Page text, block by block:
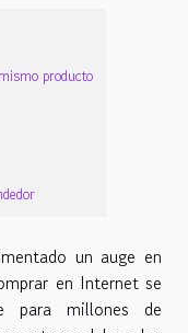
producto
un auge en
en Internet se
para millones de